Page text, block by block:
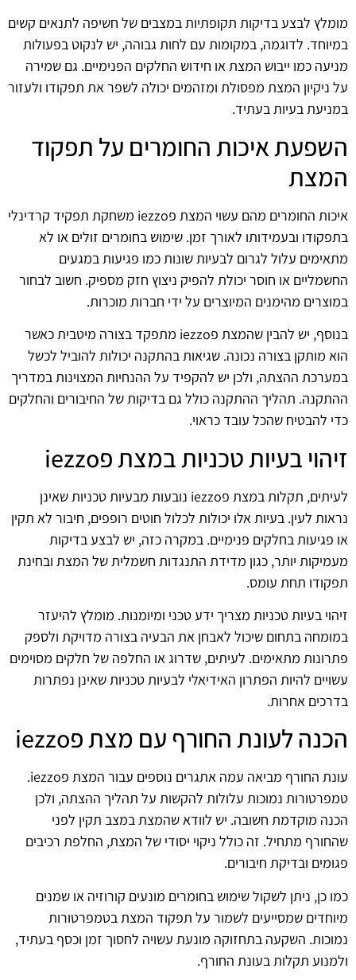
מומלץ לבצע בדיקות תקופתיות במצבים של חשיפה לתנאים קשים
במיוחד. לדוגמה, במקומות עם לחות גבוהה, יש לנקוט בפעולות
מניעה כמו ייבוש המצת או חידוש החלקים הפנימיים. גם שמירה
על ניקיון המצת מפסולת ומזהמים יכולה לשפר את תפקודו ולעזור
במניעת בעיות בעתיד.
השפעת איכות החומרים על תפקוד
המצת
איכות החומרים מהם עשוי המצת פiezzo משחקת תפקיד קרדינלי
בתפקודו ובעמידותו לאורך זמן. שימוש בחומרים זולים או לא
מתאימים עלול לגרום לבעיות שונות כמו פגיעות במגעים
החשמליים או חוסר יכולת להפיק ניצוץ חזק מספיק. חשוב לבחור
במוצרים מהימנים המיוצרים על ידי חברות מוכרות.
בנוסף, יש להבין שהמצת פiezzo מתפקד בצורה מיטבית כאשר
הוא מותקן בצורה נכונה. שגיאות בהתקנה יכולות להוביל לכשל
במערכת ההצתה, ולכן יש להקפיד על ההנחיות המצוינות במדריך
ההתקנה. תהליך ההתקנה כולל גם בדיקות של החיבורים והחלקים
כדי להבטיח שהכל עובד כראוי.
זיהוי בעיות טכניות במצת פiezzo
לעיתים, תקלות במצת פiezzo נובעות מבעיות טכניות שאינן
נראות לעין. בעיות אלו יכולות לכלול חוטים רופפים, חיבור לא תקין
או פגיעות בחלקים פנימיים. במקרה כזה, יש לבצע בדיקות
מעמיקות יותר, כגון מדידת התנגדות חשמלית של המצת ובחינת
תפקודו תחת עומס.
זיהוי בעיות טכניות מצריך ידע טכני ומיומנות. מומלץ להיעזר
במומחה בתחום שיכול לאבחן את הבעיה בצורה מדויקת ולספק
פתרונות מתאימים. לעיתים, שדרוג או החלפה של חלקים מסוימים
עשויים להיות הפתרון האידיאלי לבעיות טכניות שאינן נפתרות
בדרכים אחרות.
הכנה לעונת החורף עם מצת פiezzo
עונת החורף מביאה עמה אתגרים נוספים עבור המצת פiezzo.
טמפרטורות נמוכות עלולות להקשות על תהליך ההצתה, ולכן
הכנה מוקדמת חשובה. יש לוודא שהמצת במצב תקין לפני
שהחורף מתחיל. זה כולל ניקוי יסודי של המצת, החלפת רכיבים
פגומים ובדיקת חיבורים.
כמו כן, ניתן לשקול שימוש בחומרים מונעים קורוזיה או שמנים
מיוחדים שמסייעים לשמור על תפקוד המצת בטמפרטורות
נמוכות. השקעה בתחזוקה מונעת עשויה לחסוך זמן וכסף בעתיד,
ולמנוע תקלות בעונת החורף.